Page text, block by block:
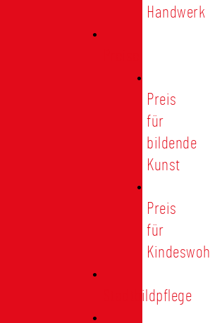
Handwerk
Preis
für
bildende
Kunst
Preis
für
Kindeswohl
Stadtbildpflege